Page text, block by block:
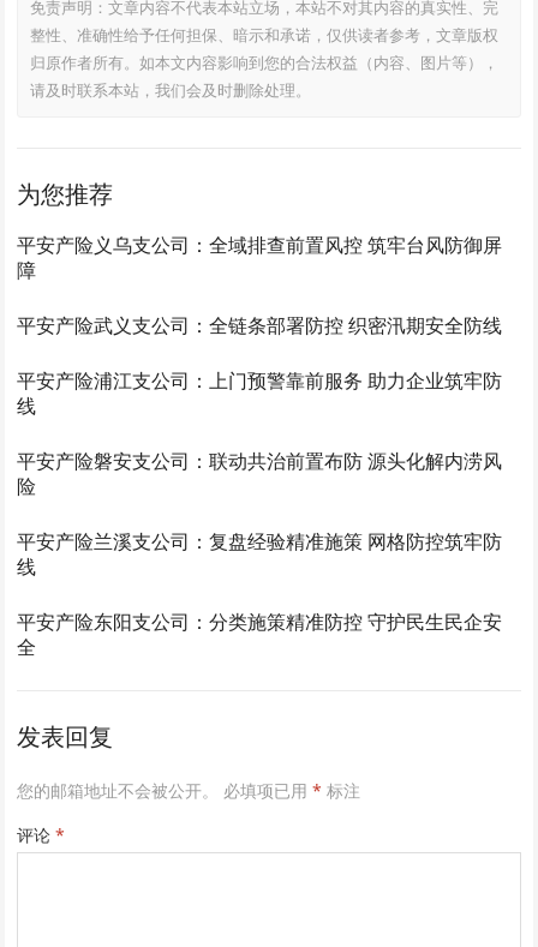
免责声明：文章内容不代表本站立场，本站不对其内容的真实性、完
整性、准确性给予任何担保、暗示和承诺，仅供读者参考，文章版权
归原作者所有。如本文内容影响到您的合法权益（内容、图片等），
请及时联系本站，我们会及时删除处理。
为您推荐
平安产险义乌支公司：全域排查前置风控 筑牢台风防御屏
障
平安产险武义支公司：全链条部署防控 织密汛期安全防线
平安产险浦江支公司：上门预警靠前服务 助力企业筑牢防
线
平安产险磐安支公司：联动共治前置布防 源头化解内涝风
险
平安产险兰溪支公司：复盘经验精准施策 网格防控筑牢防
线
平安产险东阳支公司：分类施策精准防控 守护民生民企安
全
发表回复
您的邮箱地址不会被公开。 必填项已用* 标注
评论*